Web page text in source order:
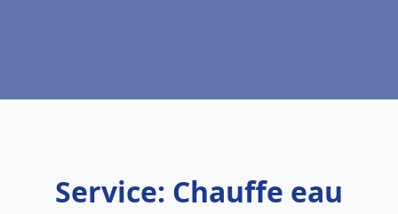
Service: Chauffe eau